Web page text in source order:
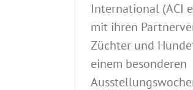
International (ACI
mit ihren
Züchter und
einem besonderen